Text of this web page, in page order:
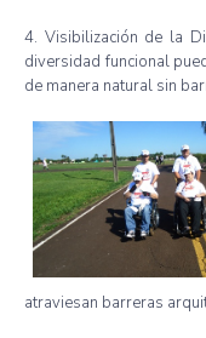
4. Visibilización de la
diversidad funcional
de manera natural sin
atraviesan barreras